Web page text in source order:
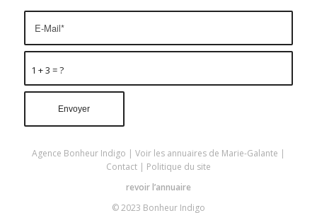
1 + 3 = ?
Agence Bonheur Indigo | Voir les annuaires de Marie-Galante |
Contact| Politique du site
revoir l’annuaire
© 2023 Bonheur Indigo